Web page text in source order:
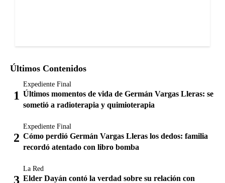
Últimos Contenidos
Expediente Final
Últimos momentos de vida de Germán Vargas Lleras: se
sometió a radioterapia y quimioterapia
Expediente Final
Cómo perdió Germán Vargas Lleras los dedos: familia
recordó atentado con libro bomba
La Red
Elder Dayán contó la verdad sobre su relación con